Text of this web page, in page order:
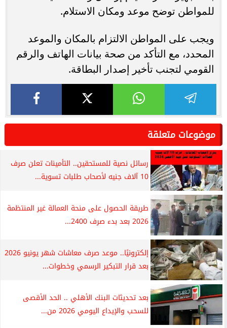
للمواطن توضح موعد ومكان الاستلام.
ويجب على المواطن الالتزام بالمكان والموعد
المحدد، مع التأكد من صحة بيانات الهاتف والرقم
القومي لتجنب تأخير إصدار البطاقة.
موضوعات متعلقة
رسائل نصية للمستحقين.. التأمينات تعلن صرف
10 آلاف جنيه لأصحاب طلبات تسوية...
طريقة الحصول على منحة العمالة غير المنتظمة
2026 بعد بدء صرف 2400...
إلكترونيًا.. موعد صرف معاشات شهر يونيو 2026
بعد قرار التبكير الرسمي وخطوات...
بعد تحديثات البنك الأهلي .. الحد الأقصى
للسحب والإيداع اليومي 2026 من...